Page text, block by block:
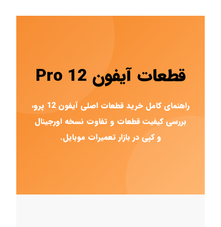
قطعات آیفون 12 Pro
راهنمای کامل خرید قطعات اصلی آیفون 12 پرو،
بررسی کیفیت قطعات و تفاوت نسخه اورجینال
و کپی در بازار تعمیرات موبایل.